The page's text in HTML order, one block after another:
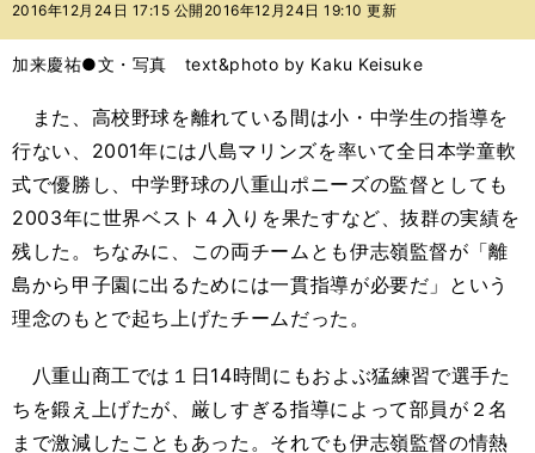
バ
2016年12月24日 17:15 公開 2016年12月24日 19:10 更新
加来慶祐●文・写真 text&photo by Kaku Keisuke
また、高校野球を離れている間は小・中学生の指導を
行ない、2001年には八島マリンズを率いて全日本学童軟
式で優勝し、中学野球の八重山ポニーズの監督としても
2003年に世界ベスト４入りを果たすなど、抜群の実績を
残した。ちなみに、この両チームとも伊志嶺監督が「離
島から甲子園に出るためには一貫指導が必要だ」という
理念のもとで起ち上げたチームだった。
八重山商工では１日14時間にもおよぶ猛練習で選手た
ちを鍛え上げたが、厳しすぎる指導によって部員が２名
まで激減したこともあった。それでも伊志嶺監督の情熱